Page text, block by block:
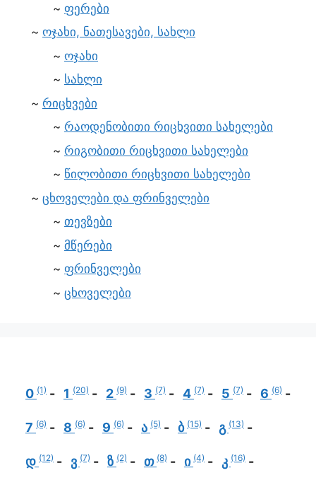
ფერები
ოჯახი, ნათესავები, სახლი
ოჯახი
სახლი
რიცხვები
რაოდენობითი რიცხვითი სახელები
რიგობითი რიცხვითი სახელები
წილობითი რიცხვითი სახელები
ცხოველები და ფრინველები
თევზები
მწერები
ფრინველები
ცხოველები
0 (1) 1 (20) 2 (9) 3 (7) 4 (7) 5 (7) 6 (6)
7 (6) 8 (6) 9 (6) ა (5) ბ (15) გ (13)
დ (12) ვ (7) ზ (2) თ (8) ი (4) კ (16)